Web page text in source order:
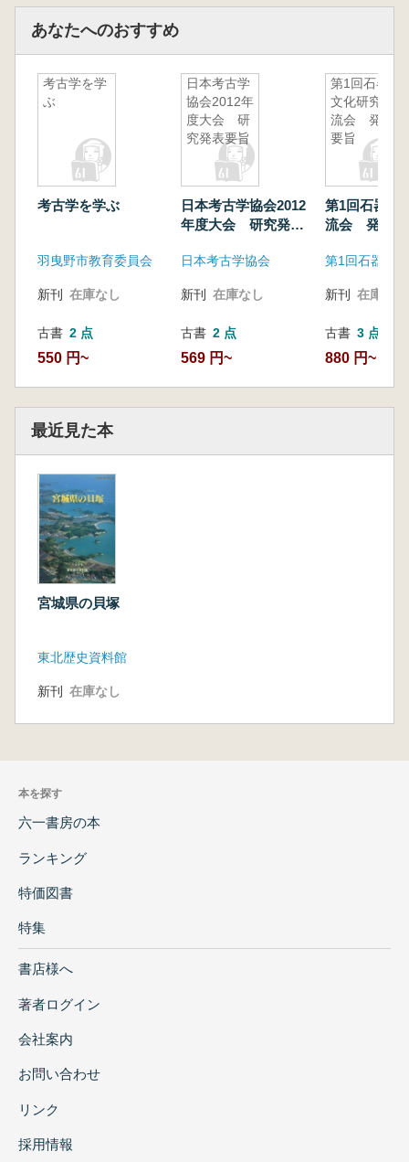
あなたへのおすすめ
考古学を学
ぶ
考古学を学ぶ
羽曳野市教育委員会
新刊 在庫なし
古書 2 点
550 円~
日本考古学
協会2012年
度大会 研
究発表要旨
日本考古学協会2012
年度大会 研究発表
日本考古学協会
新刊 在庫なし
古書 2 点
569 円~
第1回石器
文化研究交
流会 発表
要旨
第1回石器文
流会 発表
新刊 在庫なし
古書 3 点
880 円~
最近見た本
宮城県の貝塚
東北歴史資料館
新刊 在庫なし
本を探す
六一書房の本
ランキング
特価図書
特集
書店様へ
著者ログイン
会社案内
お問い合わせ
リンク
採用情報